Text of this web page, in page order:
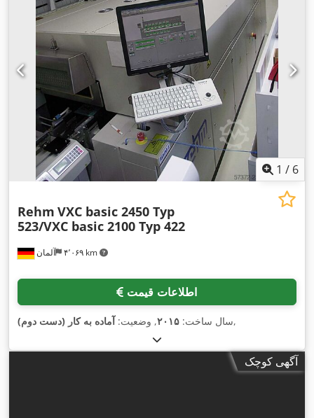
1 / 6
آلمان ۴٬۰۶۹ km
Rehm VXC basic 2450 Typ
523/VXC basic 2100 Typ 422
اطلاعات قیمت
سال ساخت: ۲۰۱۵, وضعیت:آماده به کار (دست دوم) ,
آگهی کوچک